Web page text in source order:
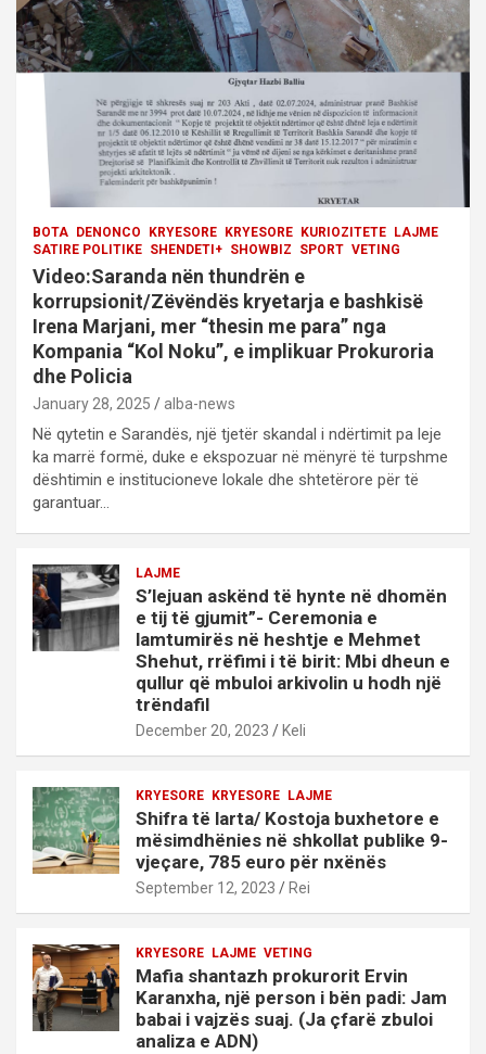
i
o
n
BOTA DENONCO KRYESORE KRYESORE KURIOZITETE
LAJME
SATIRE POLITIKE SHENDETI+ SHOWBIZ SPORT VETING
Video:Saranda nën thundrën e
korrupsionit/Zëvëndës kryetarja e bashkisë
Irena Marjani, mer “thesin me para” nga
Kompania “Kol Noku”, e implikuar Prokuroria
dhe Policia
January 28, 2025 alba-news
Në qytetin e Sarandës, një tjetër skandal i ndërtimit pa leje
ka marrë formë, duke e ekspozuar në mënyrë të turpshme
dështimin e institucioneve lokale dhe shtetërore për të
garantuar…
LAJME
S’lejuan askënd të hynte në dhomën
e tij të gjumit”- Ceremonia e
lamtumirës në heshtje e Mehmet
Shehut, rrëfimi i të birit: Mbi dheun e
qullur që mbuloi arkivolin u hodh një
trëndafil
December 20, 2023 Keli
KRYESORE KRYESORE LAJME
Shifra të larta/ Kostoja buxhetore e
mësimdhënies në shkollat publike 9-
vjeçare, 785 euro për nxënës
September 12, 2023 Rei
KRYESORE LAJME VETING
Mafia shantazh prokurorit Ervin
Karanxha, një person i bën padi: Jam
babai i vajzës suaj. (Ja çfarë zbuloi
analiza e ADN)